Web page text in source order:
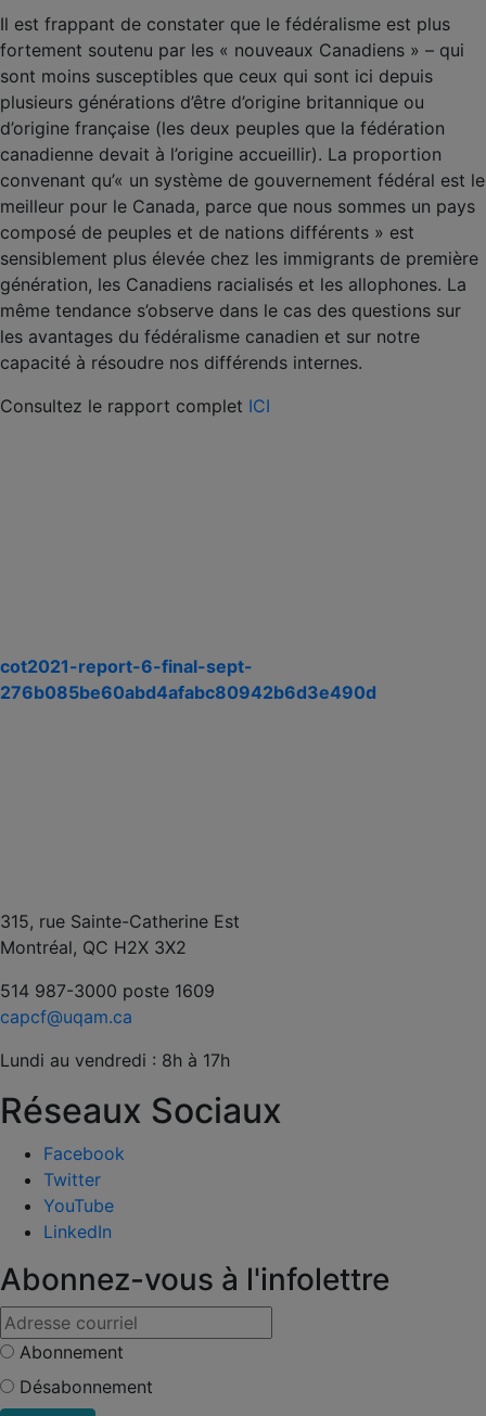
Il est frappant de constater que le fédéralisme est plus
fortement soutenu par les « nouveaux Canadiens » – qui
sont moins susceptibles que ceux qui sont ici depuis
plusieurs générations d’être d’origine britannique ou
d’origine française (les deux peuples que la fédération
canadienne devait à l’origine accueillir). La proportion
convenant qu’« un système de gouvernement fédéral est le
meilleur pour le Canada, parce que nous sommes un pays
composé de peuples et de nations différents » est
sensiblement plus élevée chez les immigrants de première
génération, les Canadiens racialisés et les allophones. La
même tendance s’observe dans le cas des questions sur
les avantages du fédéralisme canadien et sur notre
capacité à résoudre nos différends internes.
Consultez le rapport complet ICI
cot2021-report-6-final-sept-
276b085be60abd4afabc80942b6d3e490d
315, rue Sainte-Catherine Est
Montréal, QC H2X 3X2
514 987-3000 poste 1609
capcf@uqam.ca
Lundi au vendredi : 8h à 17h
Réseaux Sociaux
Facebook
Twitter
YouTube
LinkedIn
Abonnez-vous à l'infolettre
Abonnement
Désabonnement